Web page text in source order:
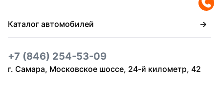
Каталог автомобилей
+7 (846) 254-53-09
г. Самара, Московское шоссе, 24-й километр, 42